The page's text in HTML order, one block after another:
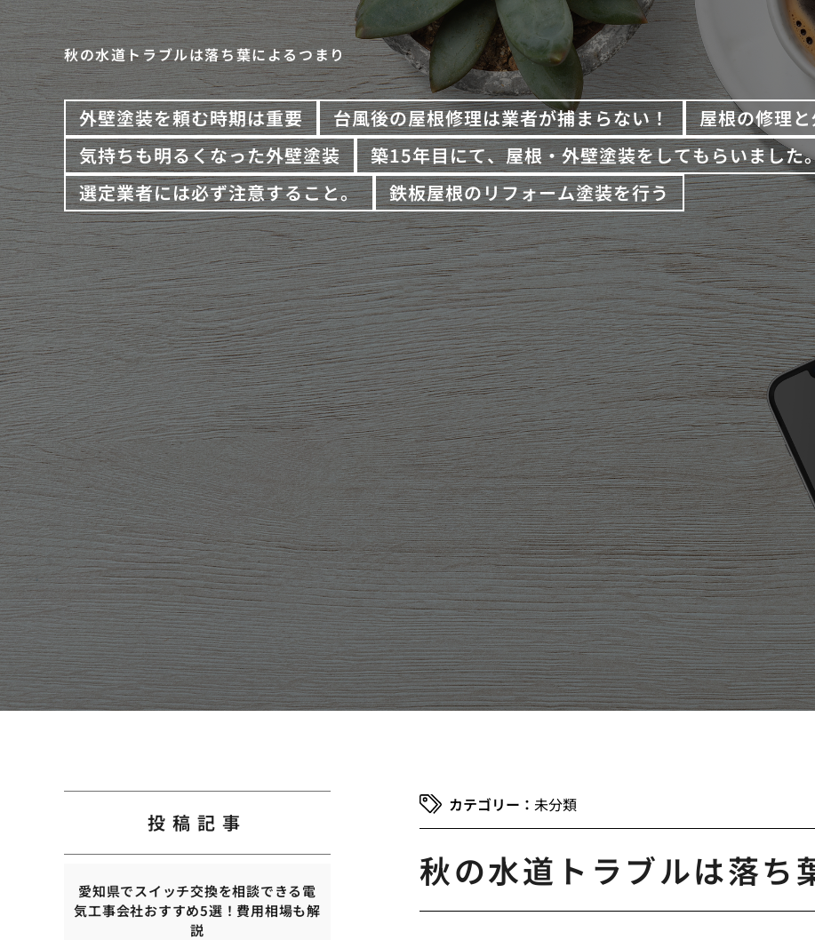
秋の水道トラブルは落ち葉によるつまり
外壁塗装を頼む時期は重要 台風後の屋根修理は業者が捕まらない！
屋根の修理
気持ちも明るくなった外壁塗装
築15年目にて、屋根・外壁塗装をしてもらいました
選定業者には必ず注意すること。
鉄板屋根のリフォーム塗装を行う
未分類
秋の水道トラブルは落ち
投稿記事
愛知県でスイッチ交換を相談できる電
気工事会社おすすめ5選！費用相場も解
説